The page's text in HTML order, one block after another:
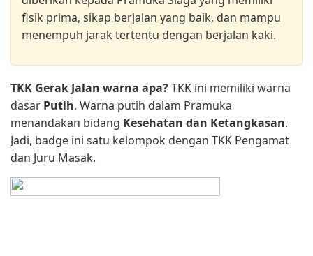
fisik prima, sikap berjalan yang baik, dan mampu
menempuh jarak tertentu dengan berjalan kaki.
TKK Gerak Jalan warna apa?TKK ini memiliki warna
dasar Putih. Warna putih dalam Pramuka
menandakan bidang Kesehatan dan Ketangkasan.
Jadi, badge ini satu kelompok dengan TKK Pengamat
dan Juru Masak.